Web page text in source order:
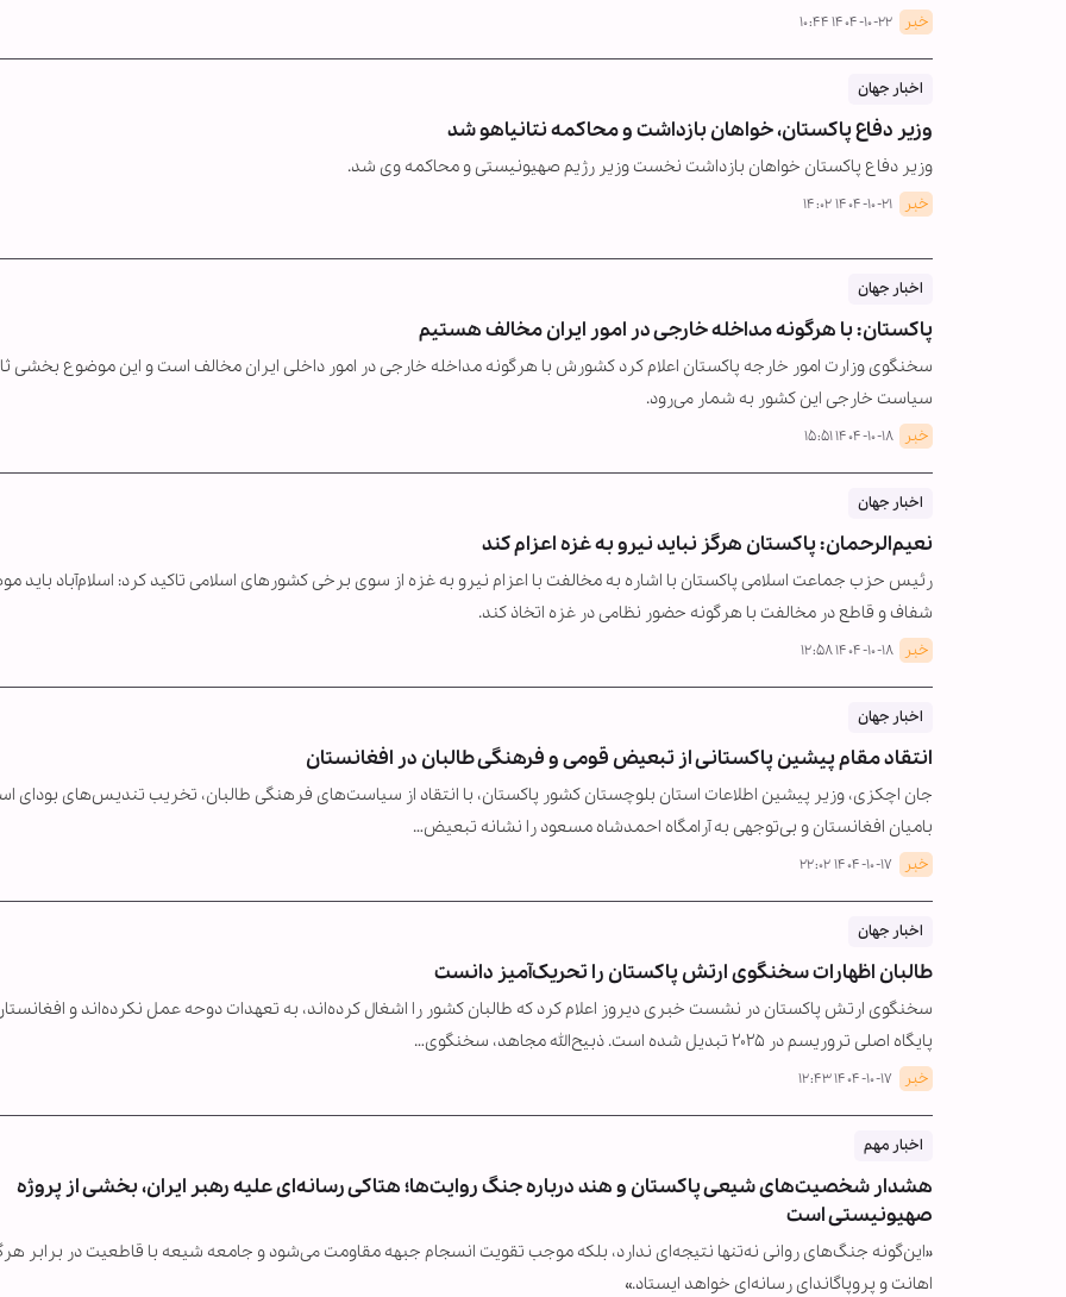
خبر ۱۴۰۴-۱۰-۲۲ ۱۰:۴۴
اخبار جهان
وزیر دفاع پاکستان، خواهان بازداشت و محاکمه نتانیاهو شد
وزیر دفاع پاکستان خواهان بازداشت نخست وزیر رژیم صهیونیستی و محاکمه وی شد.
خبر ۱۴۰۴-۱۰-۲۱ ۱۴:۰۲
اخبار جهان
پاکستان: با هرگونه مداخله خارجی در امور ایران مخالف هستیم
سخنگوی وزارت امور خارجه پاکستان اعلام کرد کشورش با هرگونه مداخله خارجی در امور داخلی ایران مخالف است و این موضوع بخشی
سیاست خارجی این کشور به شمار می‌رود.
خبر ۱۴۰۴-۱۰-۱۸ ۱۵:۵۱
اخبار جهان
نعیم‌الرحمان: پاکستان هرگز نباید نیرو به غزه اعزام کند
رئیس حزب جماعت اسلامی پاکستان با اشاره به مخالفت با اعزام نیرو به غزه از سوی برخی کشورهای اسلامی تاکید کرد: اسلام‌آباد باید
شفاف و قاطع در مخالفت با هرگونه حضور نظامی در غزه اتخاذ کند.
خبر ۱۴۰۴-۱۰-۱۸ ۱۲:۵۸
اخبار جهان
انتقاد مقام پیشین پاکستانی از تبعیض قومی و فرهنگی طالبان در افغانستان
جان اچکزی، وزیر پیشین اطلاعات استان بلوچستان کشور پاکستان، با انتقاد از سیاست‌های فرهنگی طالبان، تخریب تندیس‌های بودای
بامیان افغانستان و بی‌توجهی به آرامگاه احمدشاه مسعود را نشانه تبعیض…
خبر ۱۴۰۴-۱۰-۱۷ ۲۲:۰۲
اخبار جهان
طالبان اظهارات سخنگوی ارتش پاکستان را تحریک‌آمیز دانست
سخنگوی ارتش پاکستان در نشست خبری دیروز اعلام کرد که طالبان کشور را اشغال کرده‌اند، به تعهدات دوحه عمل نکرده‌اند و
پایگاه اصلی تروریسم در ۲۰۲۵ تبدیل شده است. ذبیح‌الله مجاهد، سخنگوی…
خبر ۱۴۰۴-۱۰-۱۷ ۱۲:۴۳
اخبار مهم
هشدار شخصیت‌های شیعی پاکستان و هند درباره جنگ روایت‌ها؛ هتاکی رسانه‌ای علیه رهبر ایران، بخشی از پروژه
صهیونیستی است
«این‌گونه جنگ‌های روانی نه‌تنها نتیجه‌ای ندارد، بلکه موجب تقویت انسجام جبهه مقاومت می‌شود و جامعه شیعه با قاطعیت در برابر
اهانت و پروپاگاندای رسانه‌ای خواهد ایستاد.»